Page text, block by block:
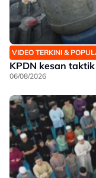
VIDEO TERKINI &
KPDN kesan
06/08/2026